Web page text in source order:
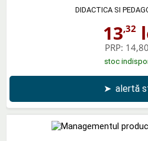
DIDACTICA SI
13,32
PRP:
stoc
➤ alertă